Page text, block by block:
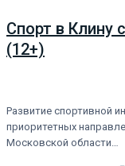
Спорт в Клину
(12+)
Развитие спортивной
приоритетных
Московской области…